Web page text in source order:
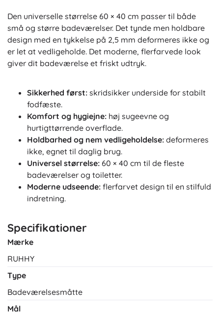
Den universelle størrelse 60 × 40 cm passer til både
små og større badeværelser. Det tynde men holdbare
design med en tykkelse på 2,5 mm deformeres ikke og
er let at vedligeholde. Det moderne, flerfarvede look
giver dit badeværelse et friskt udtryk.
Sikkerhed først: skridsikker underside for stabilt
fodfæste.
Komfort og hygiejne: høj sugeevne og
hurtigttørrende overflade.
Holdbarhed og nem vedligeholdelse: deformeres
ikke, egnet til daglig brug.
Universel størrelse: 60 × 40 cm til de fleste
badeværelser og toiletter.
Moderne udseende: flerfarvet design til en stilfuld
indretning.
Specifikationer
Mærke
RUHHY
Type
Badeværelsesmåtte
Mål